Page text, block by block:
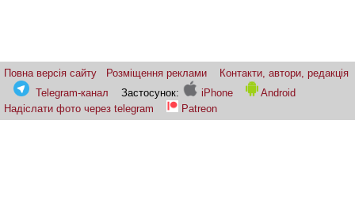
Повна версія сайту Розміщення реклами
Контакти, автори, редакція
Telegram-канал
Застосунок: iPhone
Android
Надіслати фото через telegram
Patreon